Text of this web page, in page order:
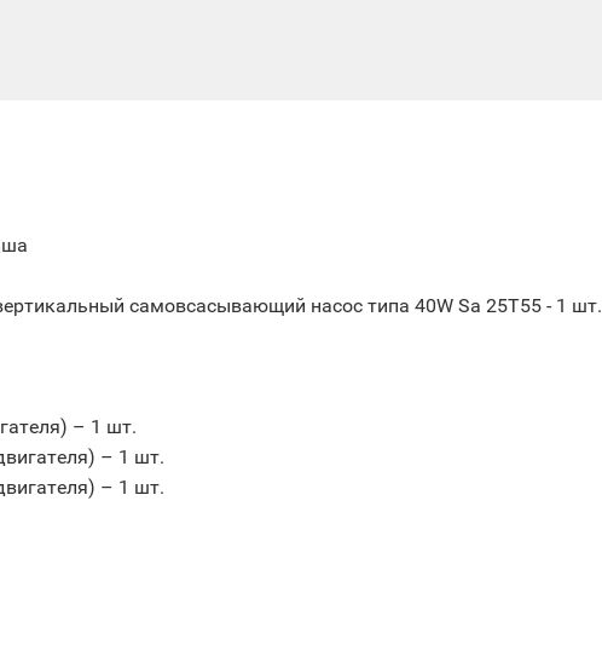
самовсасывающий насос типа 40W Sa 25T55 - 1 шт.
– 1 шт.
– 1 шт.
– 1 шт.